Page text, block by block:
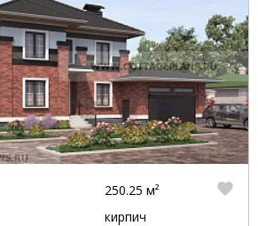
250.25 м²
кирпич